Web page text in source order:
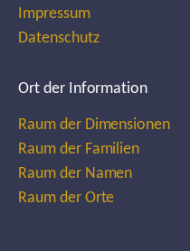
Impressum
Datenschutz
Ort der Information
Raum der Dimensionen
Raum der Familien
Raum der Namen
Raum der Orte